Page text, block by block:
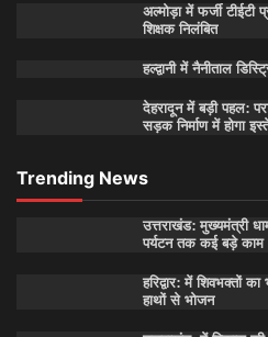
अल्मोड़ा में फर्जी
शिक्षक निलंबित
हल्द्वानी में नैनीताल
देहरादून में बड़ी पहल:
सड़क निर्माण में होगा
Trending News
उत्तराखंड: मुख्यमंत्री
पर्यटन तक कई बड़े काम
हरिद्वार: में शिवभक्तों
हाथों से भोजन